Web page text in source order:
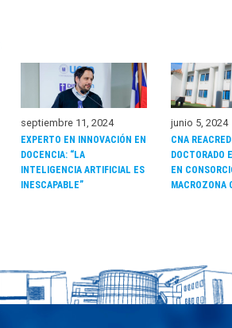
septiembre 11, 2024
EXPERTO EN INNOVACIÓN EN
DOCENCIA: “LA
INTELIGENCIA ARTIFICIAL ES
INESCAPABLE”
junio 5, 2024
CNA
DOCTORADO
EN
MACROZONA